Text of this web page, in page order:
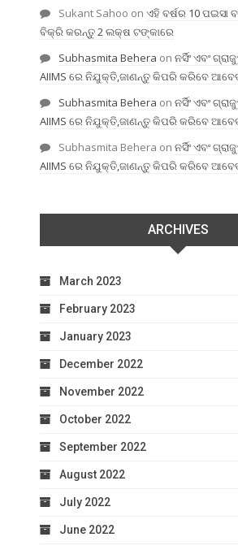
Sukant Sahoo on ଏହି ବର୍ଷର 10 ପଇସା
ବିକ୍ରି କରନ୍ତୁ 2 ଲକ୍ଷ ଟଙ୍କାରେ
Subhasmita Behera on ନର୍ସିଂ ଏବଂ
AIIMS ରେ ନିଯୁକ୍ତି,ଜାଣନ୍ତୁ କିପରି କରିବେ
Subhasmita Behera on ନର୍ସିଂ ଏବଂ
AIIMS ରେ ନିଯୁକ୍ତି,ଜାଣନ୍ତୁ କିପରି କରିବେ
Subhasmita Behera on ନର୍ସିଂ ଏବଂ
AIIMS ରେ ନିଯୁକ୍ତି,ଜାଣନ୍ତୁ କିପରି କରିବେ
ARCHIVES
March 2023
February 2023
January 2023
December 2022
November 2022
October 2022
September 2022
August 2022
July 2022
June 2022